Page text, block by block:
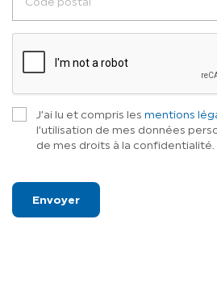
J’ai lu et compris les mentions
l’utilisation de mes données
de mes droits à la confidentialité.